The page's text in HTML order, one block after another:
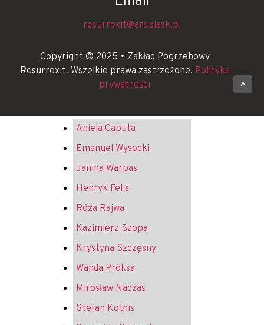
resurrexit@ars.slask.pl
Copyright © 2025 • Zakład Pogrzebowy
Resurrexit. Wszelkie prawa zastrzeżone. Polityka
prywatności
^
Aniela Caputa
Emanuel Wysocki
Janina Warpas
Henryk Felis
Róża Rajwa
Kazimierz Szopa
Krystyna Szczęsny
Wanda Proksa
Mirosław Naczas
Stefan Kotnis